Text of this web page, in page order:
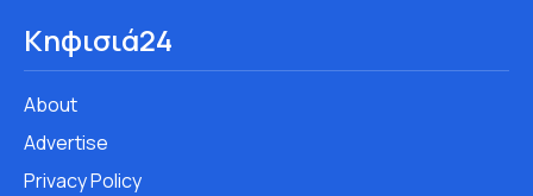
Κηφισιά24
About
Advertise
Privacy Policy